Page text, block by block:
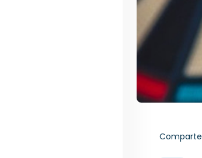
Comparte